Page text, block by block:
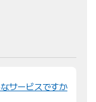
サービスですか